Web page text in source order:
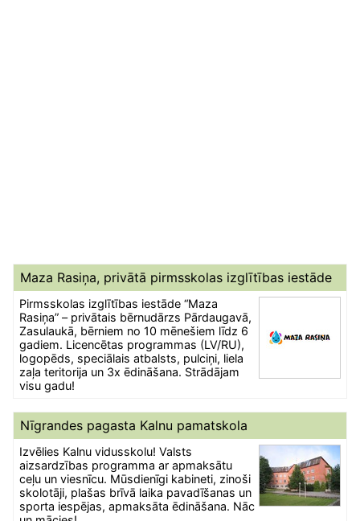
Maza Rasiņa, privātā pirmsskolas izglītības iestāde
Pirmsskolas izglītības iestāde “Maza
Rasiņa” – privātais bērnudārzs Pārdaugavā,
Zasulaukā, bērniem no 10 mēnešiem līdz 6
gadiem. Licencētas programmas (LV/RU),
logopēds, speciālais atbalsts, pulciņi, liela
zaļa teritorija un 3x ēdināšana. Strādājam
visu gadu!
Nīgrandes pagasta Kalnu pamatskola
Izvēlies Kalnu vidusskolu! Valsts
aizsardzības programma ar apmaksātu
ceļu un viesnīcu. Mūsdienīgi kabineti, zinoši
skolotāji, plašas brīvā laika pavadīšanas un
sporta iespējas, apmaksāta ēdināšana. Nāc